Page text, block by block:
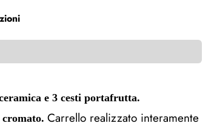
e 3 cesti portafrutta.
Carrello realizzato interamente